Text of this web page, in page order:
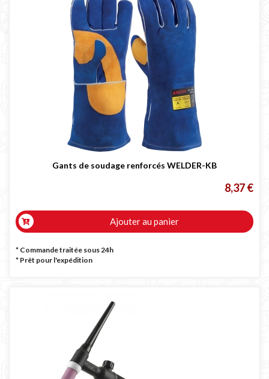
Gants de soudage renforcés WELDER-KB
8,37 €
Ajouter au panier
* Commande traitée sous 24h
* Prêt pour l'expédition